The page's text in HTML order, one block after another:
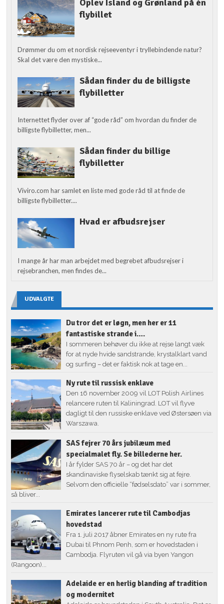
Oplev Island og Grønland på én
flybillet
Drømmer du om et nordisk rejseeventyr i tryllebindende natur?
Skal det være den mystiske...
Sådan finder du de billigste
flybilletter
Internettet flyder over af “gode råd” om hvordan du finder de
billigste flybilletter, men...
Sådan finder du billige
flybilletter
Viviro.com har samlet en liste med gode råd til at finde de
billigste flybilletter....
Hvad er afbudsrejser
I mange år har man arbejdet med begrebet afbudsrejser i
rejsebranchen, men findes de...
UDVALGTE
Du tror det er løgn, men her er 11
fantastiske strande i….
I sommeren behøver du ikke at rejse langt væk
for at nyde hvide sandstrande, krystalklart vand
og surfing – det er faktisk nok at tage en...
Ny rute til russisk enklave
Den 16 november 2009 vil LOT Polish Airlines
relancere ruten til Kaliningrad. LOT vil flyve
dagligt til den russiske enklave ved Østersøen via
Warszawa.
SAS fejrer 70 års jubilæum med
specialmalet fly. Se billederne her.
I år fylder SAS 70 år – og det har det
skandinaviske flyselskab tænkt sig at fejre.
Selvom den officielle “fødselsdato” var i sommer,
så bliver...
Emirates lancerer rute til Cambodjas
hovedstad
Fra 1. juli 2017 åbner Emirates en ny rute fra
Dubai til Phnom Penh, som er hovedstaden i
Cambodja. Flyruten vil gå via byen Yangon
(Rangoon)...
Adelaide er en herlig blanding af tradition
og modernitet